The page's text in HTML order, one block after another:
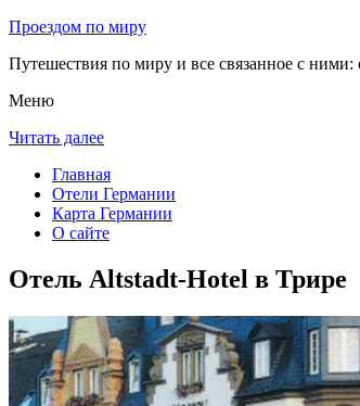
Проездом по миру
Путешествия по миру и все связанное с ними:
Меню
Читать далее
Главная
Отели Германии
Карта Германии
О сайте
Отель Altstadt-Hotel в Трире